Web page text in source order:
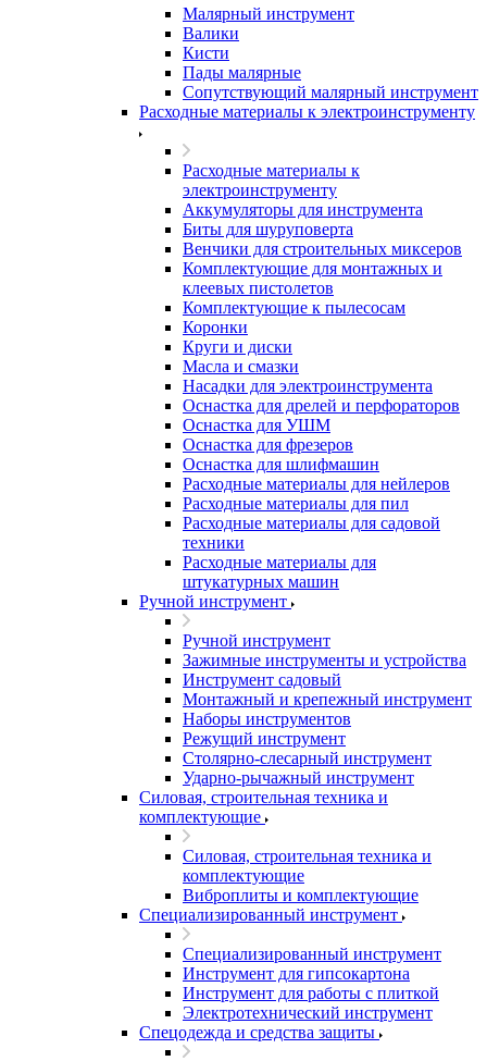
Малярный инструмент
Валики
Кисти
Пады малярные
Сопутствующий малярный инструмент
Расходные материалы к электроинструменту
Расходные материалы к
электроинструменту
Аккумуляторы для инструмента
Биты для шуруповерта
Венчики для строительных миксеров
Комплектующие для монтажных и
клеевых пистолетов
Комплектующие к пылесосам
Коронки
Круги и диски
Масла и смазки
Насадки для электроинструмента
Оснастка для дрелей и перфораторов
Оснастка для УШМ
Оснастка для фрезеров
Оснастка для шлифмашин
Расходные материалы для нейлеров
Расходные материалы для пил
Расходные материалы для садовой
техники
Расходные материалы для
штукатурных машин
Ручной инструмент
Ручной инструмент
Зажимные инструменты и устройства
Инструмент садовый
Монтажный и крепежный инструмент
Наборы инструментов
Режущий инструмент
Столярно-слесарный инструмент
Ударно-рычажный инструмент
Силовая, строительная техника и
комплектующие
Силовая, строительная техника и
комплектующие
Виброплиты и комплектующие
Специализированный инструмент
Специализированный инструмент
Инструмент для гипсокартона
Инструмент для работы с плиткой
Электротехнический инструмент
Спецодежда и средства защиты